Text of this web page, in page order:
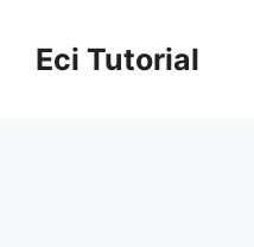
contentEci Tutorial